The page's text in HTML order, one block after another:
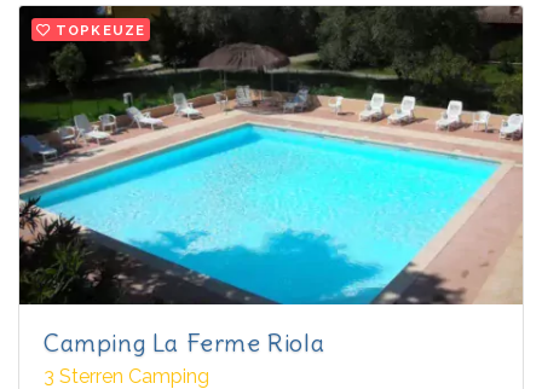
TOPKEUZE
Camping La Ferme Riola
3 Sterren Camping